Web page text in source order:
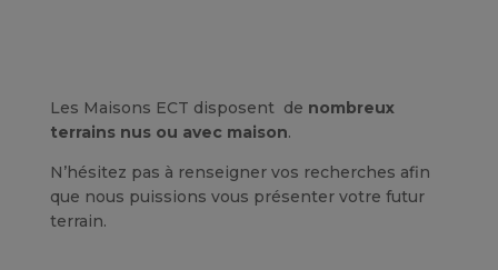
Les Maisons ECT disposent de nombreux
terrains nus ou avec maison.
N’hésitez pas à renseigner vos recherches afin
que nous puissions vous présenter votre futur
terrain.